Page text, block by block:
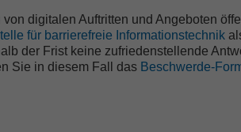
digitalen Auftritten und Angeboten
für barrierefreie Informationstechnik
der Frist keine zufriedenstellende
Sie in diesem Fall das Beschwerde-